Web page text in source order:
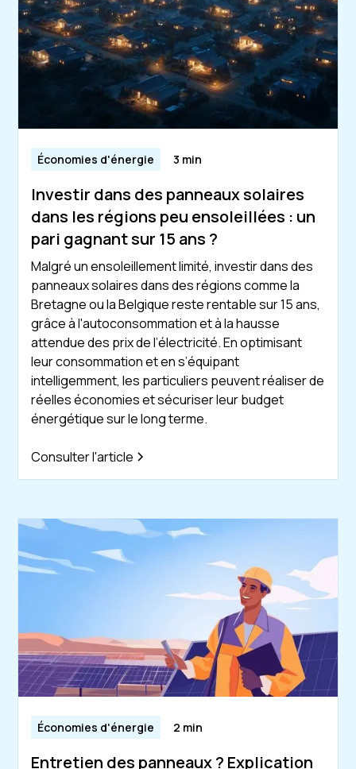
Économies d'énergie 3 min
Investir dans des panneaux solaires
dans les régions peu ensoleillées : un
pari gagnant sur 15 ans ?
Malgré un ensoleillement limité, investir dans des
panneaux solaires dans des régions comme la
Bretagne ou la Belgique reste rentable sur 15 ans,
grâce à l'autoconsommation et à la hausse
attendue des prix de l’électricité. En optimisant
leur consommation et en s’équipant
intelligemment, les particuliers peuvent réaliser de
réelles économies et sécuriser leur budget
énergétique sur le long terme.
Consulter l'article
Économies d'énergie 2 min
Entretien des panneaux ? Explication